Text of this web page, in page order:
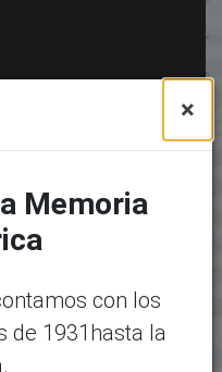
×
Memoria
con los
de 1931hasta la